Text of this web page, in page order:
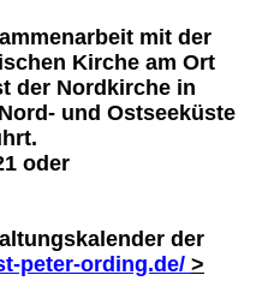
mit der
Kirche am Ort
der Nordkirche in
und Ostseeküste
oder
der
peter-ording.de/ >